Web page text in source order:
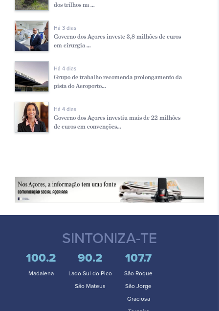
dos trilhos na ...
Há 3 dias
Governo dos Açores investe 3,8 milhões de euros
em cirurgia ...
Há 4 dias
Grupo de trabalho recomenda prolongamento da
pista do Aeroporto...
Há 4 dias
Governo dos Açores investiu mais de 22 milhões
de euros em convenções...
SINTONIZA-TE
100.2
Madalena
90.2
Lado Sul do Pico
São Mateus
107.7
São Roque
São Jorge
Graciosa